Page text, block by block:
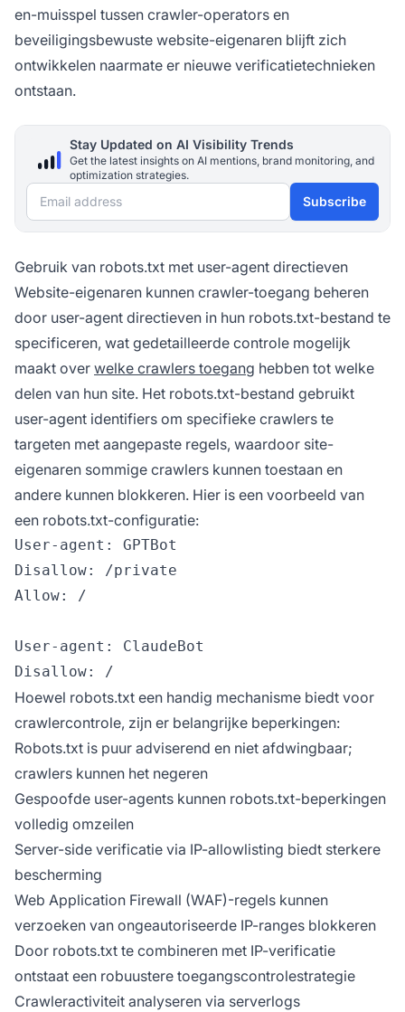
en-muisspel tussen crawler-operators en
beveiligingsbewuste website-eigenaren blijft zich
ontwikkelen naarmate er nieuwe verificatietechnieken
ontstaan.
Stay Updated on AI Visibility Trends
Get the latest insights on AI mentions, brand monitoring, and
optimization strategies.
Email address Subscribe
Gebruik van robots.txt met user-agent directieven
Website-eigenaren kunnen crawler-toegang beheren
door user-agent directieven in hun robots.txt-bestand te
specificeren, wat gedetailleerde controle mogelijk
maakt over welke crawlers toegang hebben tot welke
delen van hun site. Het robots.txt-bestand gebruikt
user-agent identifiers om specifieke crawlers te
targeten met aangepaste regels, waardoor site-
eigenaren sommige crawlers kunnen toestaan en
andere kunnen blokkeren. Hier is een voorbeeld van
een robots.txt-configuratie:
User-agent: GPTBot
Disallow: /private
Allow: /
User-agent: ClaudeBot
Hoewel robots.txt een handig mechanisme biedt voor
crawlercontrole, zijn er belangrijke beperkingen:
Robots.txt is puur adviserend en niet afdwingbaar;
crawlers kunnen het negeren
Gespoofde user-agents kunnen robots.txt-beperkingen
volledig omzeilen
Server-side verificatie via IP-allowlisting biedt sterkere
bescherming
Web Application Firewall (WAF)-regels kunnen
verzoeken van ongeautoriseerde IP-ranges blokkeren
Door robots.txt te combineren met IP-verificatie
ontstaat een robuustere toegangscontrolestrategie
Crawleractiviteit analyseren via serverlogs